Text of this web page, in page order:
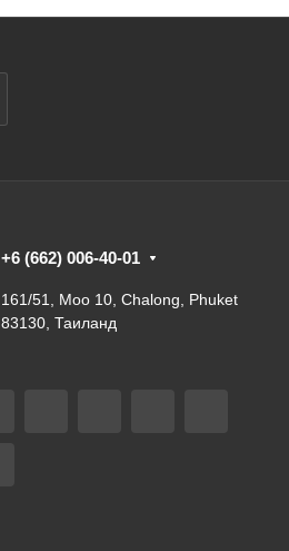
+6 (662) 006-40-01
161/51, Moo 10, Chalong, Phuket
83130, Таиланд